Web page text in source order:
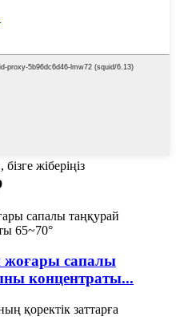
жіберіңіз
жоғары сапалы
концентраты...